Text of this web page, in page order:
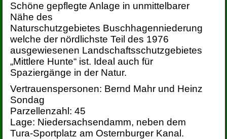
Schöne gepflegte Anlage in unmittelbarer
Nähe des
Naturschutzgebietes Buschhagenniederung
welche der nördlichste Teil des 1976
ausgewiesenen Landschaftsschutzgebietes
„Mittlere Hunte“ ist. Ideal auch für
Spaziergänge in der Natur.
Vertrauenspersonen: Bernd Mahr und Heinz
Sondag
Parzellenzahl: 45
Lage: Niedersachsendamm, neben dem
Tura-Sportplatz am Osternburger Kanal.